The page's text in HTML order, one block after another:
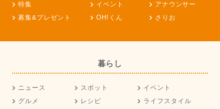
特集
イベント
アナウンサー
募集&プレゼント
OH!くん さりお
暮らし
ニュース スポット
イベント
グルメ
レシピ
ライフスタイル